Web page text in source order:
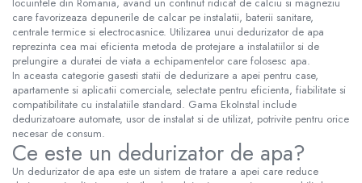
care favorizeaza depunerile de calcar pe instalatii, baterii sanitare,
centrale termice si electrocasnice. Utilizarea unui dedurizator de apa
reprezinta cea mai eficienta metoda de protejare a instalatiilor si de
prelungire a duratei de viata a echipamentelor care folosesc apa.
In aceasta categorie gasesti statii de dedurizare a apei pentru case,
apartamente si aplicatii comerciale, selectate pentru eficienta, fiabilitate si
compatibilitate cu instalatiile standard. Gama EkoInstal include
dedurizatoare automate, usor de instalat si de utilizat, potrivite pentru orice
necesar de consum.
Ce este un dedurizator de apa?
Un dedurizator de apa este un sistem de tratare a apei care reduce